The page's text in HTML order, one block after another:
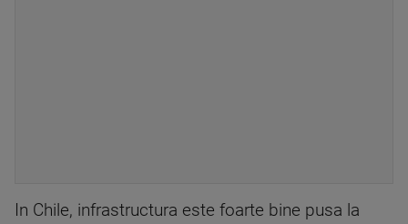
In Chile, infrastructura este foarte bine pusa la